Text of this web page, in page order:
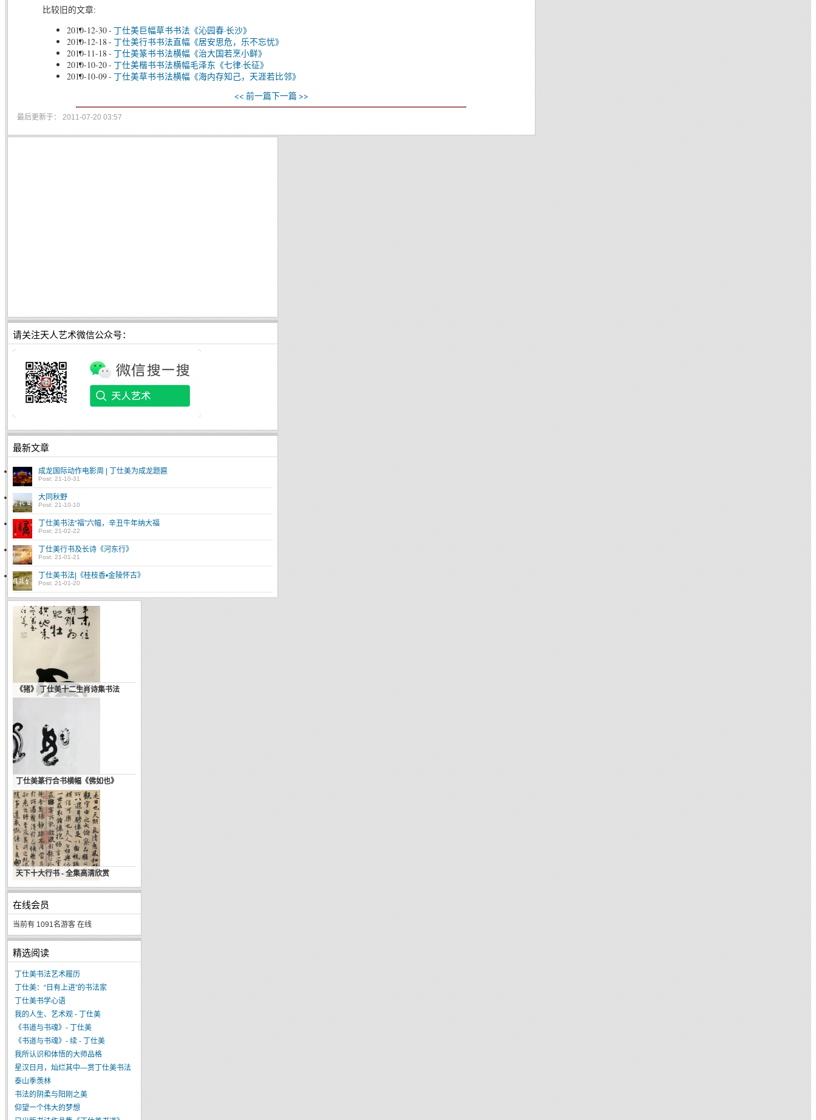
比较旧的文章:
2010-12-30- 丁仕美巨幅草书书法《沁园春·长沙》
2010-12-18 - 丁仕美行书书法直幅《居安思危，乐不忘忧》
2010-11-18 - 丁仕美篆书书法横幅《治大国若烹小鲜》
2010-10-20- 丁仕美楷书书法横幅毛泽东《七律·长征》
2010-10-09- 丁仕美草书书法横幅《海内存知己，天涯若比邻》
<< 前一篇下一篇 >>
最后更新于： 2011-07-20 03:57
请关注天人艺术微信公众号：
最新文章
成龙国际动作电影周 | 丁仕美为成龙题匾
Post: 21-10-31
大同秋野
Post: 21-10-10
丁仕美书法“福”六幅，辛丑牛年纳大福
Post: 21-02-22
丁仕美行书及长诗《河东行》
Post: 21-01-21
丁仕美书法|《桂枝香•金陵怀古》
Post: 21-01-20
《猪》 丁仕美十二生肖诗集书法
丁仕美篆行合书横幅《佛如也》
中国的“第四宗教”：书法
天下十大行书 - 全集高清欣赏
肖云儒自说——书法程式与生命表达
在线会员
当前有 1091名游客 在线
精选阅读
丁仕美书法艺术履历
丁仕美：“日有上进”的书法家
丁仕美书学心语
我的人生、艺术观 - 丁仕美
《书道与书魂》- 丁仕美
《书道与书魂》- 续 - 丁仕美
我所认识和体悟的大师品格
星汉日月，灿烂其中—赏丁仕美书法
泰山季羡林
书法的阴柔与阳刚之美
仰望一个伟大的梦想